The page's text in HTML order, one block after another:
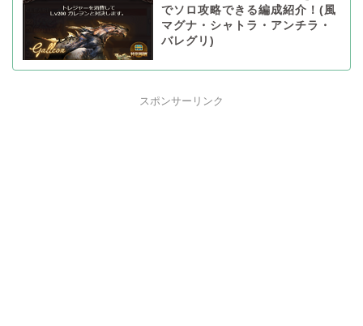
でソロ攻略できる編成紹介！(風
マグナ・シャトラ・アンチラ・
バレグリ)
スポンサーリンク